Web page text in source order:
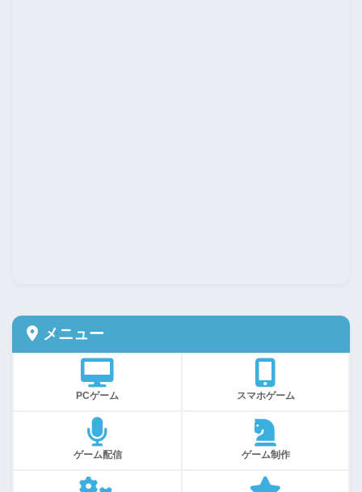
メニュー
PCゲーム スマホゲーム
ゲーム配信 ゲーム制作